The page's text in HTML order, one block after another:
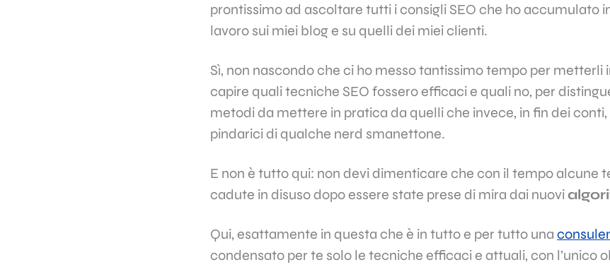
prontissimo ad ascoltare tutti i consigli SEO che ho accumulato
lavoro sui miei blog e su quelli dei miei clienti.
Sì, non nascondo che ci ho messo tantissimo tempo per metterli
capire quali tecniche SEO fossero efficaci e quali no, per
metodi da mettere in pratica da quelli che invece, in fin dei conti,
pindarici di qualche nerd smanettone.
E non è tutto qui: non devi dimenticare che con il tempo alcune
cadute in disuso dopo essere state prese di mira dai nuovi
Qui, esattamente in questa che è in tutto e per tutto una
condensato per te solo le tecniche efficaci e attuali, con l’unico